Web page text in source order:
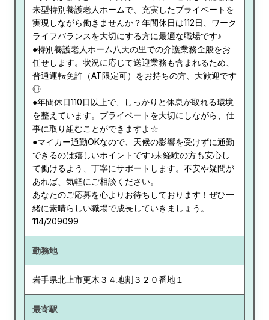
来型特別養護老人ホームで、充実したプライベートを
実現しながら働きませんか？年間休日は112日、ワーク
ライフバランスを大切にする方に最適な職場です♪
●特別養護老人ホーム八天の里での介護業務全般をお
任せします。状況に応じて送迎業務も含まれるため、
普通運転免許（AT限定可）をお持ちの方、大歓迎です
◎
●年間休日110日以上で、しっかりと休息が取れる環境
を整えています。プライベートを大切にしながら、仕
事に取り組むことができますよ☆
●マイカー通勤OKなので、天候の影響を受けずに通勤
できるのは嬉しいポイントです♪未経験の方も安心し
て働けるよう、丁寧にサポートします。不安や疑問が
あれば、気軽にご相談ください。
あなたのご応募を心よりお待ちしております！ぜひ一
緒に素晴らしい職場で成長していきましょう。
114/209099
勤務地
岩手県北上市更木３４地割３２０番地１
最寄駅